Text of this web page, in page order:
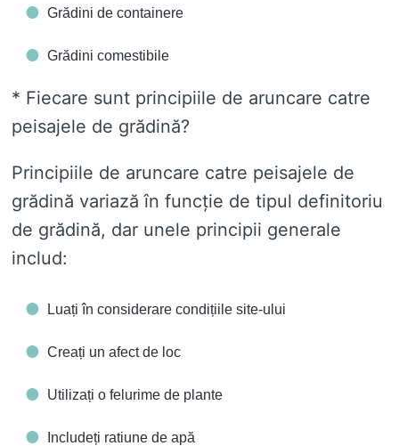
Grădini de containere
Grădini comestibile
* Fiecare sunt principiile de aruncare catre
peisajele de grădină?
Principiile de aruncare catre peisajele de
grădină variază în funcție de tipul definitoriu
de grădină, dar unele principii generale
includ:
Luați în considerare condițiile site-ului
Creați un afect de loc
Utilizați o felurime de plante
Includeți ratiune de apă